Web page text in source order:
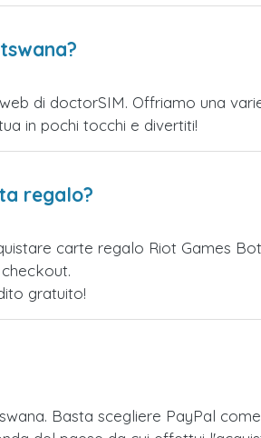
di doctorSIM. Offriamo una
in pochi tocchi e divertiti!
regalo?
carte regalo Riot Games
gratuito!
Basta scegliere PayPal